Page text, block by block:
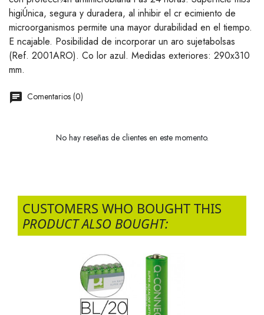
higiÚnica, segura y duradera, al inhibir el cr ecimiento de
microorganismos permite una mayor durabilidad en el tiempo.
E ncajable. Posibilidad de incorporar un aro sujetabolsas
(Ref. 2001ARO). Co lor azul. Medidas exteriores: 290x310
mm.
Comentarios (0)
No hay reseñas de clientes en este momento.
CUSTOMERS WHO BOUGHT THIS
PRODUCT ALSO BOUGHT: